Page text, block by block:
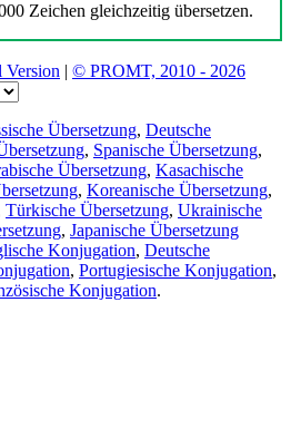
Zeichen gleichzeitig übersetzen.
Version | © PROMT, 2010 - 2026
Übersetzung, Deutsche
, Spanische Übersetzung,
Übersetzung, Kasachische
, Koreanische Übersetzung,
Türkische Übersetzung, Ukrainische
, Japanische Übersetzung
Konjugation, Deutsche
, Portugiesische Konjugation,
Konjugation.